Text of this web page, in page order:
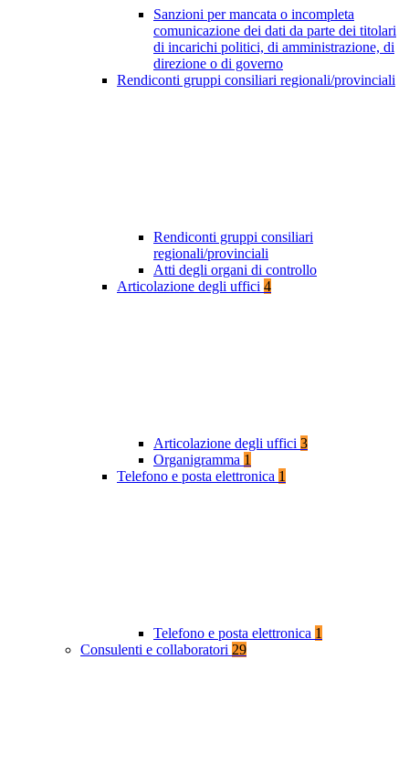
Sanzioni per mancata o incompleta
comunicazione dei dati da parte dei titolari
di incarichi politici, di amministrazione, di
direzione o di governo
Rendiconti gruppi consiliari regionali/provinciali
Rendiconti gruppi consiliari
regionali/provinciali
Atti degli organi di controllo
Articolazione degli uffici 4
Articolazione degli uffici 3
Organigramma 1
Telefono e posta elettronica 1
Telefono e posta elettronica 1
Consulenti e collaboratori 29